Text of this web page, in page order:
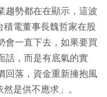
趨勢都在在顯示，這波
積電董事長魏哲家在股
會一直下去，如果要買
話，而是有底氣的實
回落，資金重新擁抱風
是供不應求」。